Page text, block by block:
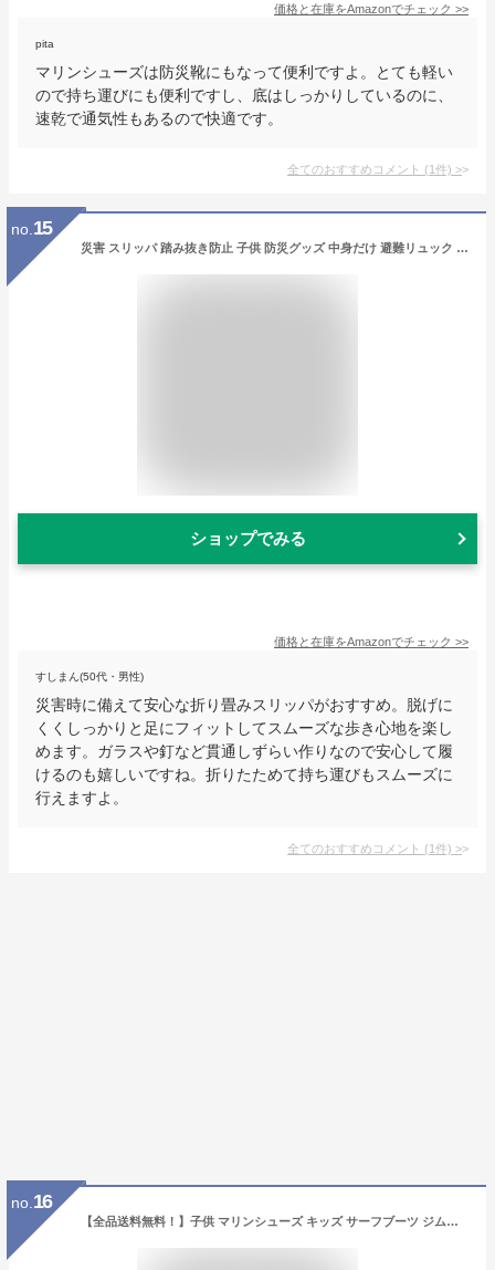
価格と在庫をAmazonでチェック >>
pita
マリンシューズは防災靴にもなって便利ですよ。とても軽い
ので持ち運びにも便利ですし、底はしっかりしているのに、
速乾で通気性もあるので快適です。
全てのおすすめコメント (1件) >
no. 15
災害 スリッパ 踏み抜き防止 子供 防災グッズ 中身だけ 避難リュック 女性 防災用品 防災スリッパ 折りたたみ 災害時 避難セット 避難用 釘を踏み抜かない 安全靴 キッズ ルームシューズ かかとあり 可愛い ルームスリッパ おしゃれ ルームスリッパ おしゃれ折りたたみスリッパ 災害 髪専用 超吸水 速乾 ヘアドライタオル おまけ付 (グリーン, M)
ショップでみる
価格と在庫をAmazonでチェック >>
すしまん(50代・男性)
災害時に備えて安心な折り畳みスリッパがおすすめ。脱げに
くくしっかりと足にフィットしてスムーズな歩き心地を楽し
めます。ガラスや釘など貫通しずらい作りなので安心して履
けるのも嬉しいですね。折りたためて持ち運びもスムーズに
行えますよ。
全てのおすすめコメント (1件) >
no. 16
【全品送料無料！】子供 マリンシューズ キッズ サーフブーツ ジムシューズ トレーニング シューズ ヨガシューズ リーフシューズ 親子コーデ 大人同スタイル アクアシューズ ウォーター ダイビング シュ ノーケリング ビーチシューズ 軽量通気 水陸両用